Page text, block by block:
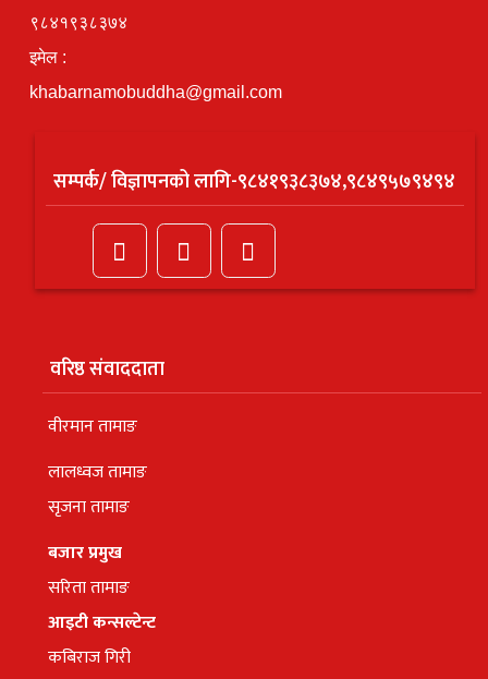
९८४१९३८३७४
इमेल :
khabarnamobuddha@gmail.com
सम्पर्क/ विज्ञापनको लागि-९८४१९३८३७४,९८४९५७९४९४
वरिष्ठ संवाददाता
वीरमान तामाङ
लालध्वज तामाङ
सृजना तामाङ
बजार प्रमुख
सरिता तामाङ
आइटी कन्सल्टेन्ट
कबिराज गिरी